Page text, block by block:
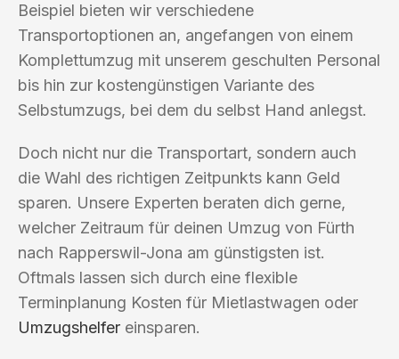
Beispiel bieten wir verschiedene
Transportoptionen an, angefangen von einem
Komplettumzug mit unserem geschulten Personal
bis hin zur kostengünstigen Variante des
Selbstumzugs, bei dem du selbst Hand anlegst.
Doch nicht nur die Transportart, sondern auch
die Wahl des richtigen Zeitpunkts kann Geld
sparen. Unsere Experten beraten dich gerne,
welcher Zeitraum für deinen Umzug von Fürth
nach Rapperswil-Jona am günstigsten ist.
Oftmals lassen sich durch eine flexible
Terminplanung Kosten für Mietlastwagen oder
Umzugshelfer einsparen.